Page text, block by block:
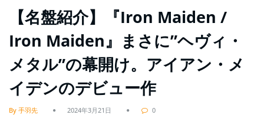
【名盤紹介】『Iron Maiden /
Iron Maiden』まさに”ヘヴィ・
メタル”の幕開け。アイアン・メ
イデンのデビュー作
By 手羽先 2024年3月21日 0